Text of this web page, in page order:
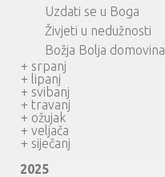
Uzdati se u Boga
Živjeti u nedužnosti
Božja Bolja domovina
+ srpanj
+ lipanj
+ svibanj
+ travanj
+ ožujak
+ veljača
+ siječanj
2025